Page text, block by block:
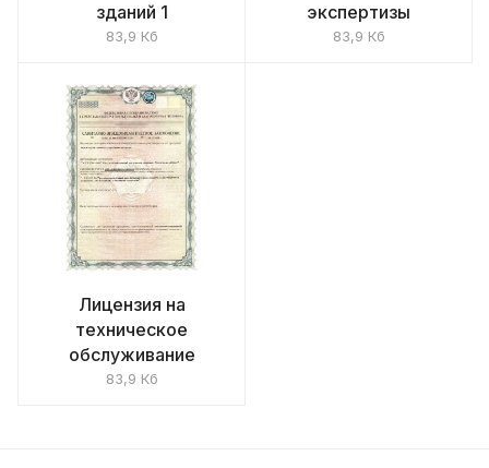
зданий 1
83,9 Кб
экспертизы
83,9 Кб
Лицензия на
техническое
обслуживание
83,9 Кб